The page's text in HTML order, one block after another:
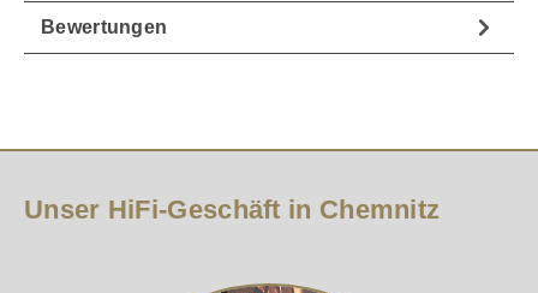
Bewertungen
Unser HiFi-Geschäft in Chemnitz